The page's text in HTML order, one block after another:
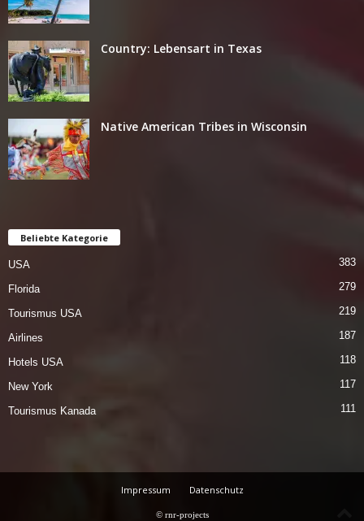
Country: Lebensart in Texas
Native American Tribes in Wisconsin
Beliebte Kategorie
USA 383
Florida 279
Tourismus USA 219
Airlines 187
Hotels USA 118
New York 117
Tourismus Kanada 111
Impressum Datenschutz
© rnr-projects